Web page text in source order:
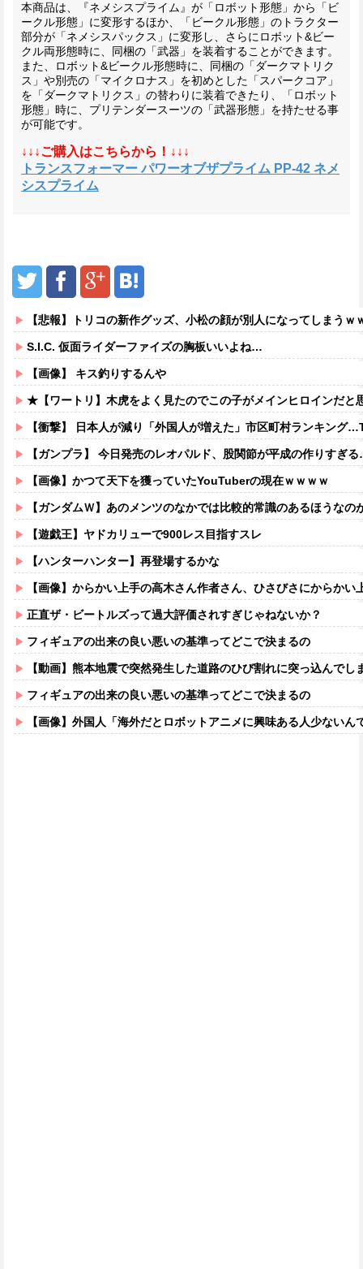
本商品は、『ネメシスプライム』が「ロボット形態」から「ビ
ークル形態」に変形するほか、「ビークル形態」のトラクター
部分が「ネメシスパックス」に変形し、さらにロボット&ビー
クル両形態時に、同梱の「武器」を装着することができます。
また、ロボット&ビークル形態時に、同梱の「ダークマトリク
ス」や別売の「マイクロナス」を初めとした「スパークコア」
を「ダークマトリクス」の替わりに装着できたり、「ロボット
形態」時に、プリテンダースーツの「武器形態」を持たせる事
が可能です。
↓↓↓ご購入はこちらから！↓↓↓
トランスフォーマー パワーオブザプライム PP-42 ネメ
シスプライム
【悲報】トリコの新作グッズ、小松の顔が別人になってしまうｗ
S.I.C. 仮面ライダーファイズの胸板いいよね…
【画像】 キス釣りするんや
★【ワートリ】木虎をよく見たのでこの子がメインヒロインだと思ってたら、
【衝撃】 日本人が減り「外国人が増えた」市区町村ランキング
【ガンプラ】 今日発売のレオパルド、股関節が平成の作りすぎ
【画像】かつて天下を獲っていたYouTuberの現在ｗｗｗｗ
【ガンダムＷ】あのメンツのなかでは比較的常識のあるほうなの
【遊戯王】ヤドカリューで900レス目指すスレ
【ハンターハンター】再登場するかな
【画像】からかい上手の高木さん作者さん、ひさびさにからかい上手の高木
正直ザ・ビートルズって過大評価されすぎじゃねないか？
フィギュアの出来の良い悪いの基準ってどこで決まるの
【動画】熊本地震で突然発生した道路のひび割れに突っ込んでし
フィギュアの出来の良い悪いの基準ってどこで決まるの
【画像】外国人「海外だとロボットアニメに興味ある人少ないん